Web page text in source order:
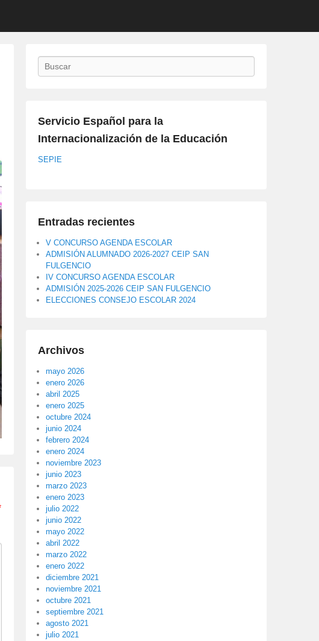
Buscar
Servicio Español para la
Internacionalización de la Educación
SEPIE
Entradas recientes
V CONCURSO AGENDA ESCOLAR
ADMISIÓN ALUMNADO 2026-2027 CEIP SAN
FULGENCIO
IV CONCURSO AGENDA ESCOLAR
ADMISIÓN 2025-2026 CEIP SAN FULGENCIO
ELECCIONES CONSEJO ESCOLAR 2024
Archivos
mayo 2026
enero 2026
abril 2025
enero 2025
octubre 2024
junio 2024
febrero 2024
enero 2024
noviembre 2023
junio 2023
marzo 2023
enero 2023
julio 2022
junio 2022
mayo 2022
abril 2022
marzo 2022
enero 2022
diciembre 2021
noviembre 2021
octubre 2021
septiembre 2021
agosto 2021
julio 2021